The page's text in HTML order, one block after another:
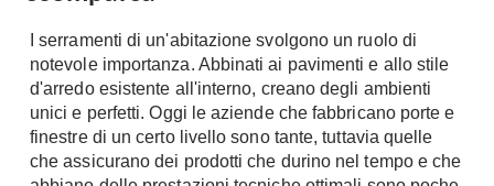
Pareti Attrezzate
Porta Tv
Contatti
Divani
Pompe di calore
Ecologia
Geotermia
Case in Legno
I serramenti di un'abitazione svolgono un ruolo di
notevole importanza. Abbinati ai pavimenti e allo stile
d'arredo esistente all'interno, creano degli ambienti
unici e perfetti. Oggi le aziende che fabbricano porte e
finestre di un certo livello sono tante, tuttavia quelle
che assicurano dei prodotti che durino nel tempo e che